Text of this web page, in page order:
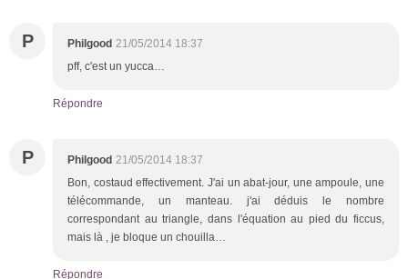
P Philgood 21/05/2014 18:37
pff, c'est un yucca…
Répondre
P Philgood 21/05/2014 18:37
Bon, costaud effectivement. J'ai un abat-jour, une ampoule, une
télécommande, un manteau. j'ai déduis le nombre
correspondant au triangle, dans l'équation au pied du ficcus,
mais là , je bloque un chouilla…
Répondre